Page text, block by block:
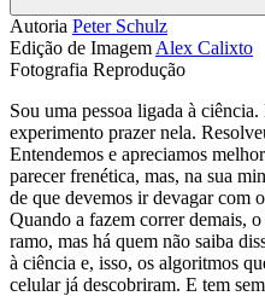
Autoria Peter Schulz
Edição de Imagem Alex Calixto
Fotografia Reprodução
Sou uma pessoa ligada à
experimento prazer nela.
Entendemos e apreciamos
parecer frenética, mas, na sua
de que devemos ir devagar com
Quando a fazem correr demais,
ramo, mas há quem não saiba
à ciência e, isso, os algoritmos
celular já descobriram. E tem